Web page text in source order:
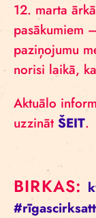
12. marta
pasākumiem
paziņojumu
norisi laikā,
Aktuālo
uzzināt ŠEIT.
BIRKAS: